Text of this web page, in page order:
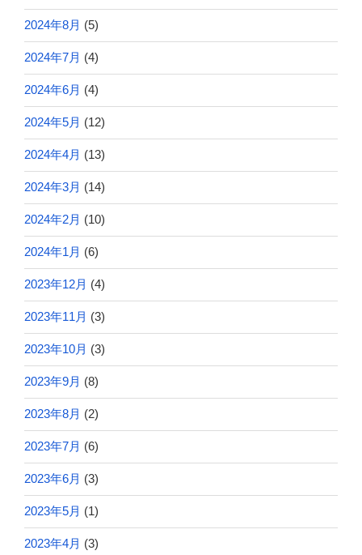
2024年8月 (5)
2024年7月 (4)
2024年6月 (4)
2024年5月 (12)
2024年4月 (13)
2024年3月 (14)
2024年2月 (10)
2024年1月 (6)
2023年12月 (4)
2023年11月 (3)
2023年10月 (3)
2023年9月 (8)
2023年8月 (2)
2023年7月 (6)
2023年6月 (3)
2023年5月 (1)
2023年4月 (3)